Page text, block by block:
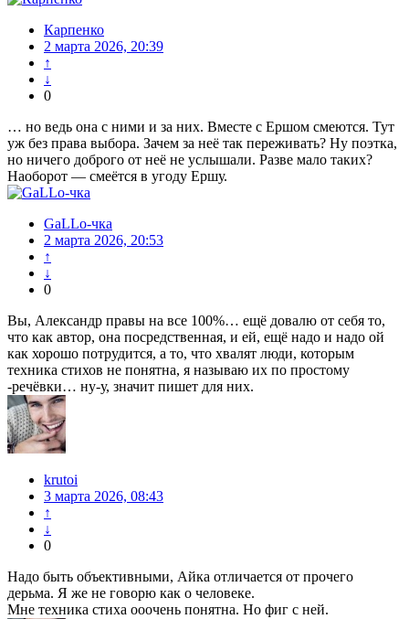
Карпенко
2 марта 2026, 20:39
↑
↓
0
… но ведь она с ними и за них. Вместе с Ершом смеются. Тут
уж без права выбора. Зачем за неё так переживать? Ну поэтка,
но ничего доброго от неё не услышали. Разве мало таких?
Наоборот — смеётся в угоду Ершу.
GaLLo-чка
2 марта 2026, 20:53
↑
↓
0
Вы, Александр правы на все 100%… ещё довалю от себя то,
что как автор, она посредственная, и ей, ещё надо и надо ой
как хорошо потрудится, а то, что хвалят люди, которым
техника стихов не понятна, я называю их по простому
-речёвки… ну-у, значит пишет для них.
krutoi
3 марта 2026, 08:43
↑
↓
0
Надо быть объективными, Айка отличается от прочего
дерьма. Я же не говорю как о человеке.
Мне техника стиха ооочень понятна. Но фиг с ней.